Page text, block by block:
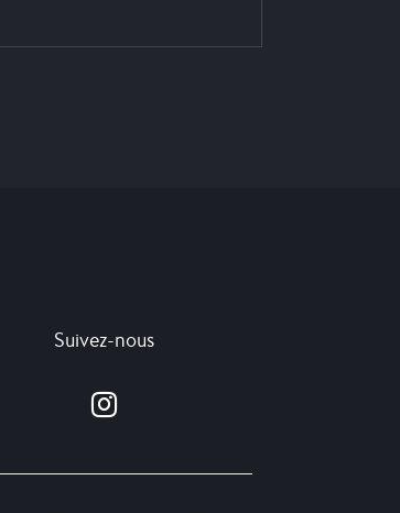
Suivez-nous